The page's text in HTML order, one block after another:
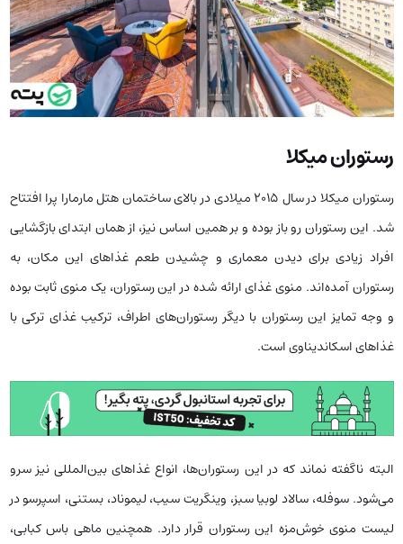
رستوران میکلا
رستوران میکلا در سال ۲۰۱۵ میلادی در بالای ساختمان هتل مارمارا پرا افتتاح
شد. این رستوران رو باز بوده و بر همین اساس نیز، از همان ابتدای بازگشایی
افراد زیادی برای دیدن معماری و چشیدن طعم غذاهای این مکان، به
رستوران آمده‌اند. منوی غذای ارائه شده در این رستوران، یک منوی ثابت بوده
و وجه تمایز این رستوران با دیگر رستوران‌های اطراف، ترکیب غذای ترکی با
غذاهای اسکاندیناوی است.
البته ناگفته نماند که در این رستوران‌ها، انواع غذاهای بین‌المللی نیز سرو
می‌شود. سوفله، سالاد لوبیا سبز، وینگریت سیب، لیموناد، بستنی، اسپرسو در
لیست منوی خوش‌مزه این رستوران قرار دارد. همچنین ماهی باس کبابی،